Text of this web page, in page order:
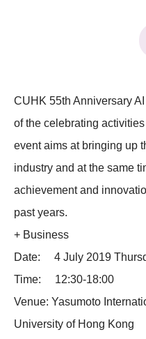
CUHK 55th Anniversary
of the celebrating
event aims at bringing up
industry and at the same
achievement and
past years.
+ Business
Date: 4 July 2019
Time: 12:30-18:00
Venue: Yasumoto
University of Hong Kong